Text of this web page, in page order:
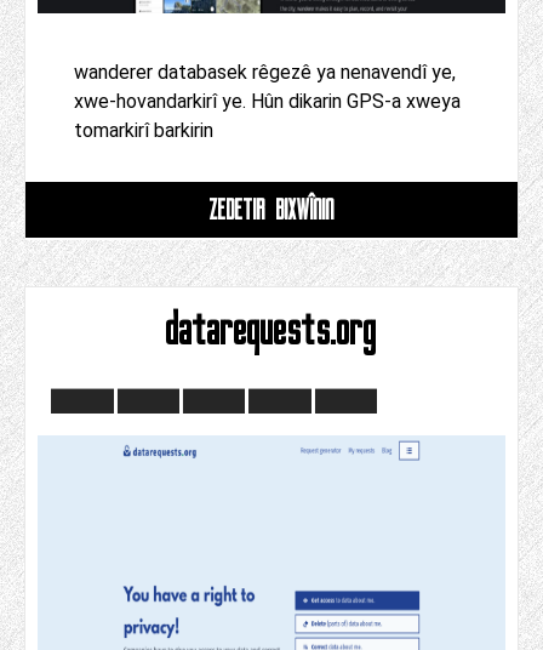
wanderer databasek rêgezê ya nenavendî ye,
xwe-hovandarkirî ye. Hûn dikarin GPS-a xweya
tomarkirî barkirin
ZÊDETIR BIXWÎNIN
datarequests.org